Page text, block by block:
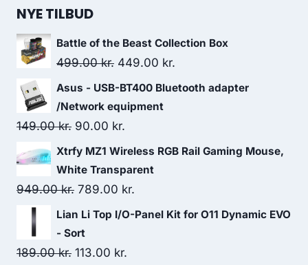
was:
NYE TILBUD
Battle of the Beast Collection Box
499.00kr. Original
price
was:
499.00 kr..
449.00 kr.
price
Asus - USB-BT400 Bluetooth adapter
/Network equipment
149.00kr. Original
price
was:
149.00 kr..
90.00 kr.
price
is:
90.00 kr..
Xtrfy MZ1 Wireless RGB Rail Gaming Mouse,
White Transparent
949.00kr. Original
price
was:
949.00 kr..
789.00 kr.
price
Lian Li Top I/O-Panel Kit for O11 Dynamic EVO
- Sort
189.00kr. Original
113.00 kr.